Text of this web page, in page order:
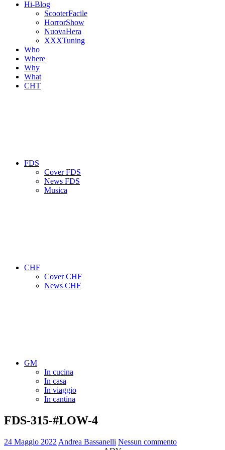
Hi-Blog
ScooterFacile
HorrorShow
NuovaHera
XXXTuning
Who
Where
Why
What
CHT
FDS
Cover FDS
News FDS
Musica
CHF
Cover CHF
News CHF
GM
In cucina
In casa
In viaggio
In cantina
FDS-315-#LOW-4
24 Maggio 2022 Andrea Bassanelli Nessun commento